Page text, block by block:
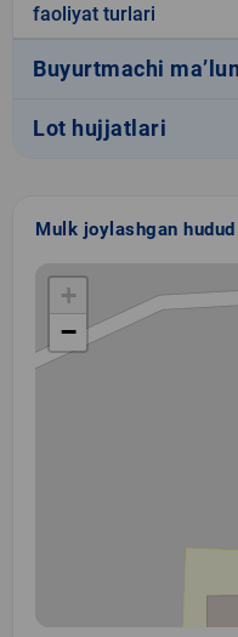
faoliyat turlari
Buyurtmachi
Lot hujjatlari
Mulk joylashgan hudud
+
−